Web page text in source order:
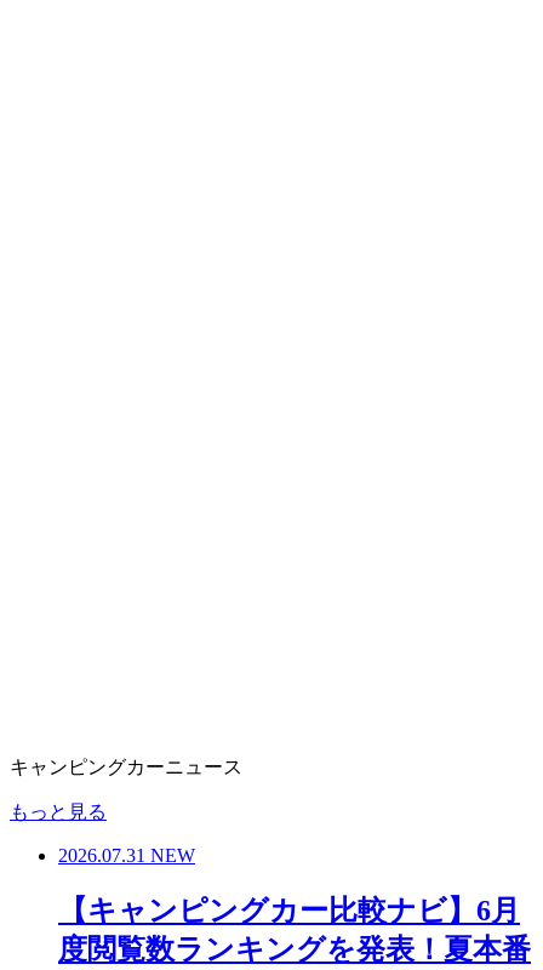
キャンピングカーニュース
もっと見る
2026.07.31 NEW
【キャンピングカー比較ナビ】6月
度閲覧数ランキングを発表！夏本番